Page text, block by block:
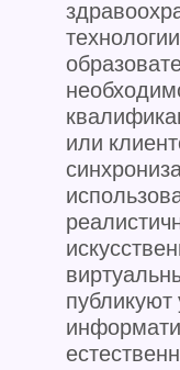
или
публикуют